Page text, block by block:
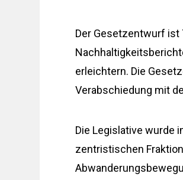
Der Gesetzentwurf ist
erleichtern. Die
Verabschiedung mit
Die Legislative wurde
zentristischen